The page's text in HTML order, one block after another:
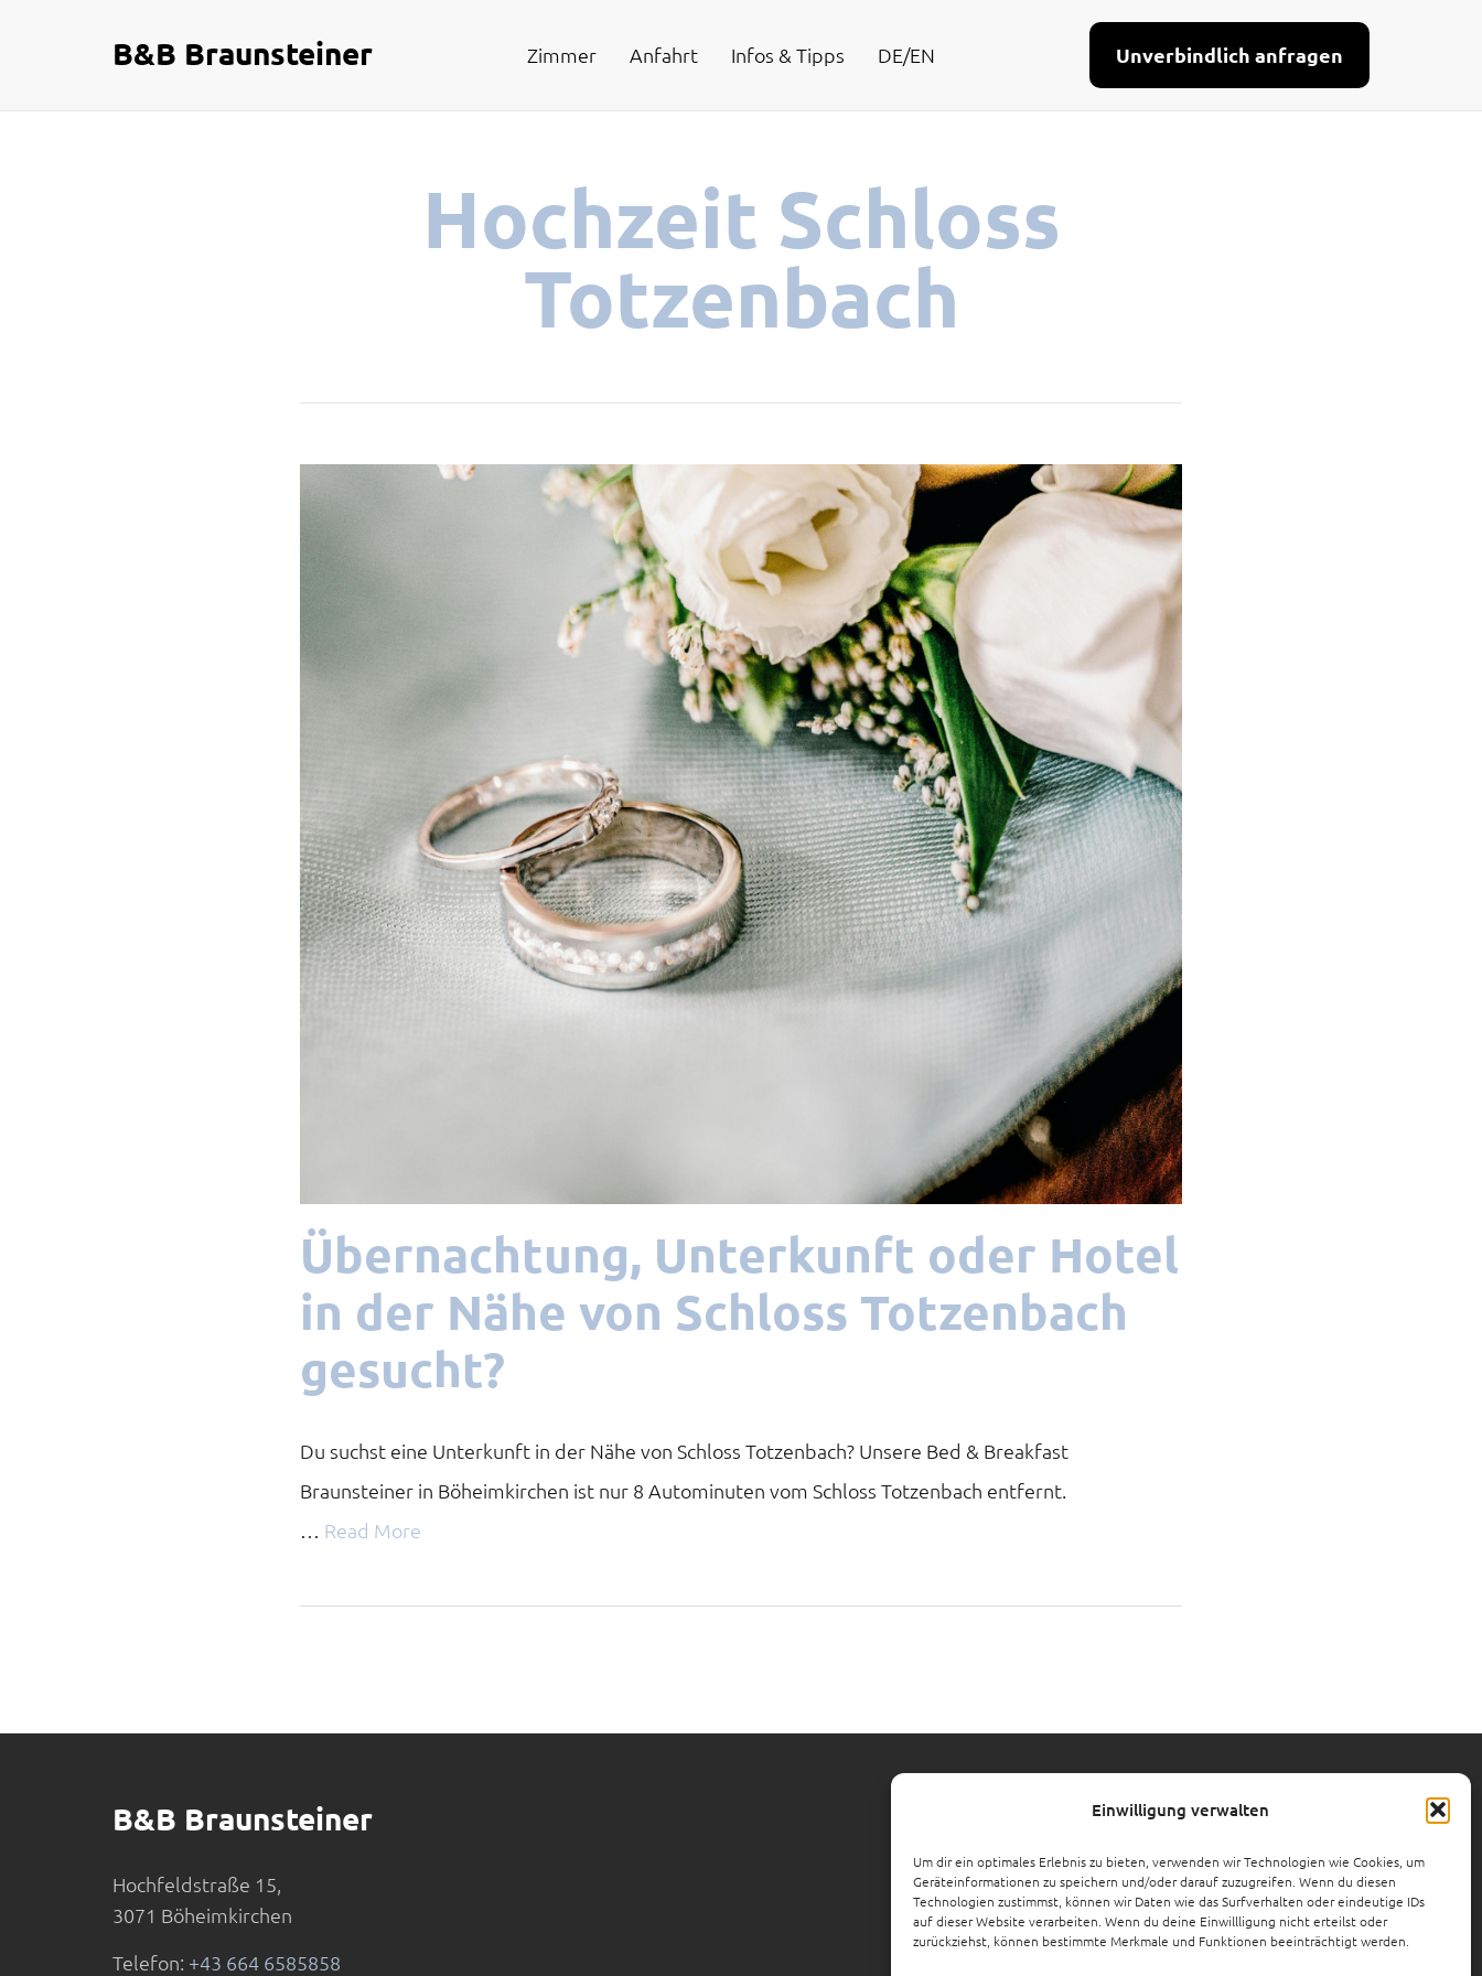
Einwilligung verwalten
Um dir ein optimales Erlebnis zu bieten, verwenden wir Technologien wie Cookies, um
Geräteinformationen zu speichern und/oder darauf zuzugreifen. Wenn du diesen
Technologien zustimmst, können wir Daten wie das Surfverhalten oder eindeutige IDs
auf dieser Website verarbeiten. Wenn du deine Einwillligung nicht erteilst oder
zurückziehst, können bestimmte Merkmale und Funktionen beeinträchtigt werden.
B&B Braunsteiner Zimmer Anfahrt Infos & Tipps DE/EN Unverbindlich anfragen
Hochzeit Schloss
Totzenbach
Übernachtung, Unterkunft oder Hotel
in der Nähe von Schloss Totzenbach
gesucht?
Du suchst eine Unterkunft in der Nähe von Schloss Totzenbach? Unsere Bed & Breakfast
Braunsteiner in Böheimkirchen ist nur 8 Autominuten vom Schloss Totzenbach entfernt.
… Read More
B&B Braunsteiner
Hochfeldstraße 15,
3071 Böheimkirchen
Telefon: +43 664 6585858